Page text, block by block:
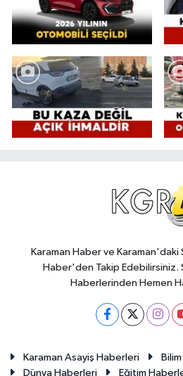
Karaman Haber ve Karaman'daki
Haber'den Takip Edebilirsiniz.
Haberlerinden Hemen
Karaman Asayiş Haberleri
Dünya Haberleri
Eğitim